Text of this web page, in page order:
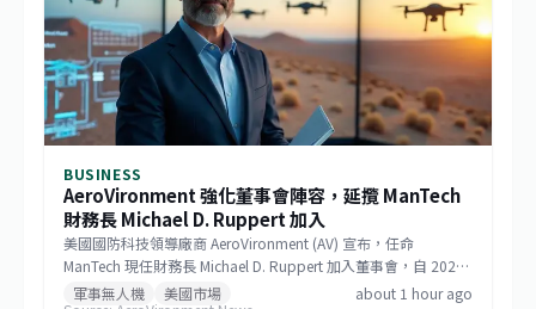
BUSINESS
AeroVironment 強化董事會陣容，延攬 ManTech
財務長 Michael D. Ruppert 加入
美國國防科技領導廠商 AeroVironment (AV) 宣布，任命
ManTech 現任財務長 Michael D. Ruppert 加入董事會，自 2026
年 8 月 5 日起生效。Ruppert 在航太與國防領域擁有超過 25 年
軍事無人機 美國市場
about 1 hour ago